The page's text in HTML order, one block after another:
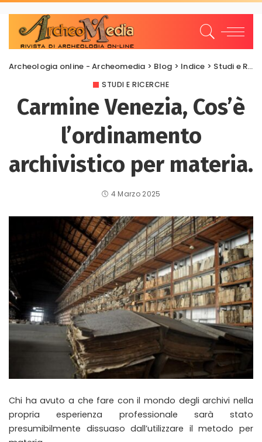
Archeologia online - Archeomedia > Blog > Indice > Studi e Ricerche
STUDI E RICERCHE
Carmine Venezia, Cos’è
l’ordinamento
archivistico per materia.
4 Marzo 2025
Chi ha avuto a che fare con il mondo degli archivi nella
propria esperienza professionale sarà stato
presumibilmente dissuaso dall’utilizzare il metodo per